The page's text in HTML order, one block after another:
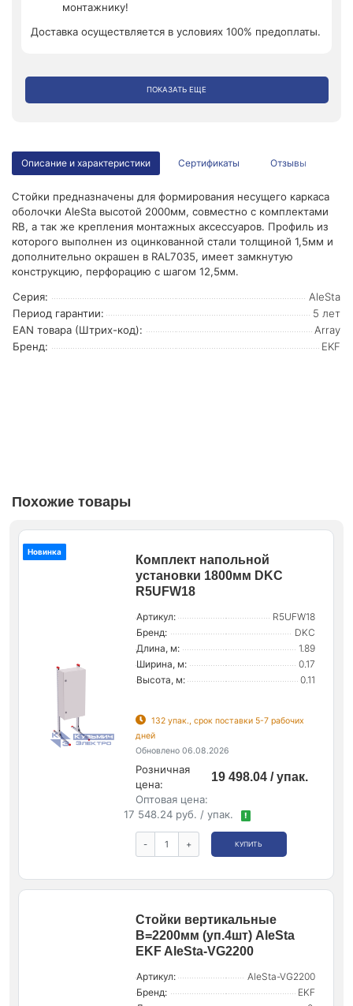
монтажнику!
Доставка осуществляется в условиях 100% предоплаты.
ПОКАЗАТЬ ЕЩЕ
Описание и характеристики Сертификаты Отзывы
Стойки предназначены для формирования несущего каркаса
оболочки AleSta высотой 2000мм, совместно с комплектами
RB, а так же крепления монтажных аксессуаров. Профиль из
которого выполнен из оцинкованной стали толщиной 1,5мм и
дополнительно окрашен в RAL7035, имеет замкнутую
конструкцию, перфорацию с шагом 12,5мм.
Серия:
AleSta
Период гарантии:
5 лет
EAN товара (Штрих-код):
Array
Бренд:
EKF
Похожие товары
Новинка
Комплект напольной
установки 1800мм DKC
R5UFW18
Артикул:
R5UFW18
Бренд:
DKC
Длина, м:
1.89
Ширина, м:
0.17
Высота, м:
0.11
132 упак., срок поставки 5-7 рабочих
дней
Обновлено 06.08.2026
Розничная
цена:
19 498.04 / упак.
Оптовая цена:
17 548.24 руб. / упак.
!
- + КУПИТЬ
Стойки вертикальные
В=2200мм (уп.4шт) AleSta
EKF AleSta-VG2200
Артикул:
AleSta-VG2200
Бренд:
EKF